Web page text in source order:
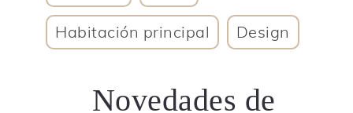
Habitación principal Design
Novedades de